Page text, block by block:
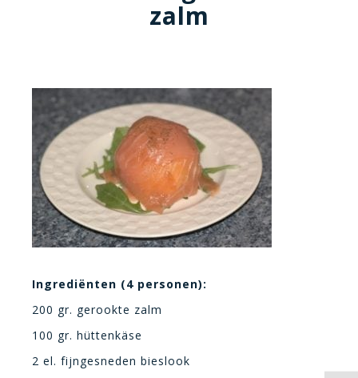
zalm
Ingrediënten (4 personen):
200 gr. gerookte zalm
100 gr. hüttenkäse
2 el. fijngesneden bieslook